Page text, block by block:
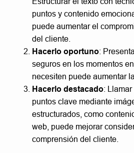
puntos y contenido
puede aumentar el
del cliente.
Hacerlo oportuno:
seguros en los momentos
necesiten puede aumentar
Hacerlo destacado:
puntos clave mediante
estructurados, como
web, puede mejorar
comprensión del cliente.